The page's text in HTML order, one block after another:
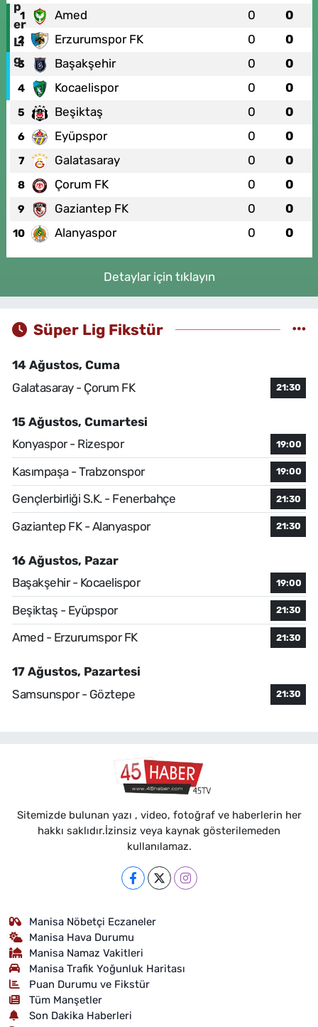
1 Amed 0 0
2 Erzurumspor FK 0 0
3 Başakşehir 0 0
4 Kocaelispor 0 0
5 Beşiktaş 0 0
6 Eyüpspor 0 0
7 Galatasaray 0 0
8 Çorum FK 0 0
9 Gaziantep FK 0 0
10 Alanyaspor 0 0
Detaylar için tıklayın
Süper Lig Fikstür
14 Ağustos, Cuma
Galatasaray - Çorum FK
21:30
15 Ağustos, Cumartesi
Konyaspor - Rizespor
19:00
Kasımpaşa - Trabzonspor 19:00
Gençlerbirliği S.K. - Fenerbahçe 21:30
Gaziantep FK - Alanyaspor 21:30
16 Ağustos, Pazar
Başakşehir - Kocaelispor
19:00
Beşiktaş - Eyüpspor 21:30
Amed - Erzurumspor FK 21:30
17 Ağustos, Pazartesi
Samsunspor - Göztepe
21:30
Sitemizde bulunan yazı , video, fotoğraf ve haberlerin her
hakkı saklıdır.İzinsiz veya kaynak gösterilemeden
kullanılamaz.
Manisa Nöbetçi Eczaneler
Manisa Hava Durumu
Manisa Namaz Vakitleri
Manisa Trafik Yoğunluk Haritası
Puan Durumu ve Fikstür
Tüm Manşetler
Son Dakika Haberleri